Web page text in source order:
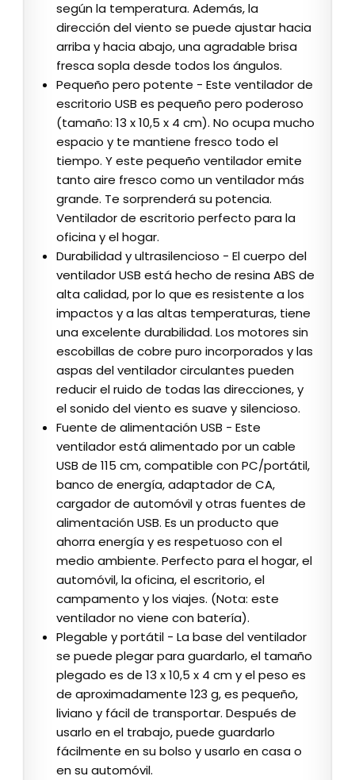
según la temperatura. Además, la
dirección del viento se puede ajustar hacia
arriba y hacia abajo, una agradable brisa
fresca sopla desde todos los ángulos.
Pequeño pero potente - Este ventilador de
escritorio USB es pequeño pero poderoso
(tamaño: 13 x 10,5 x 4 cm). No ocupa mucho
espacio y te mantiene fresco todo el
tiempo. Y este pequeño ventilador emite
tanto aire fresco como un ventilador más
grande. Te sorprenderá su potencia.
Ventilador de escritorio perfecto para la
oficina y el hogar.
Durabilidad y ultrasilencioso - El cuerpo del
ventilador USB está hecho de resina ABS de
alta calidad, por lo que es resistente a los
impactos y a las altas temperaturas, tiene
una excelente durabilidad. Los motores sin
escobillas de cobre puro incorporados y las
aspas del ventilador circulantes pueden
reducir el ruido de todas las direcciones, y
el sonido del viento es suave y silencioso.
Fuente de alimentación USB - Este
ventilador está alimentado por un cable
USB de 115 cm, compatible con PC/portátil,
banco de energía, adaptador de CA,
cargador de automóvil y otras fuentes de
alimentación USB. Es un producto que
ahorra energía y es respetuoso con el
medio ambiente. Perfecto para el hogar, el
automóvil, la oficina, el escritorio, el
campamento y los viajes. (Nota: este
ventilador no viene con batería).
Plegable y portátil - La base del ventilador
se puede plegar para guardarlo, el tamaño
plegado es de 13 x 10,5 x 4 cm y el peso es
de aproximadamente 123 g, es pequeño,
liviano y fácil de transportar. Después de
usarlo en el trabajo, puede guardarlo
fácilmente en su bolso y usarlo en casa o
en su automóvil.